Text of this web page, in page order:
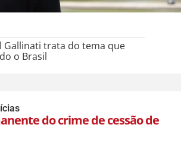
Gallinati trata do tema que
o Brasil
do crime de cessão de